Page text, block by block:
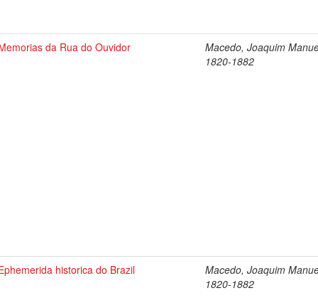
da Rua do Ouvidor
Macedo, Joaquim
1820-1882
historica do Brazil
Macedo, Joaquim
1820-1882